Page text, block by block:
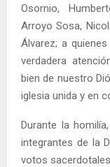
Osornio,
Arroyo Sosa,
Álvarez; a
verdadera
bien de nuestro
iglesia unida y en
Durante la
integrantes de la
votos